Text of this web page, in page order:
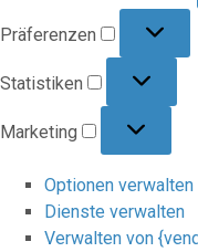
Präferenzen
Statistiken
Marketing
Optionen verwalten
Dienste verwalten
Verwalten von